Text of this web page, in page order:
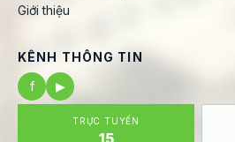
Giới thiệu
KÊNH THÔNG TIN
f
▶
TRỰC TUYẾN
15